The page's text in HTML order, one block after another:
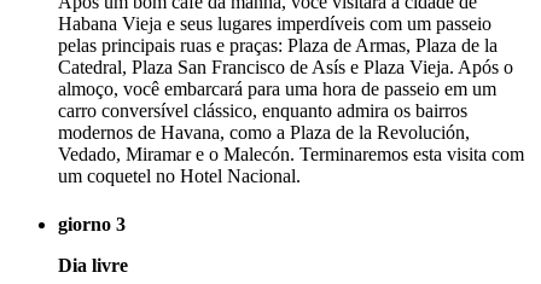
Habana Vieja e seus lugares imperdíveis com um passeio
pelas principais ruas e praças: Plaza de Armas, Plaza de la
Catedral, Plaza San Francisco de Asís e Plaza Vieja. Após o
almoço, você embarcará para uma hora de passeio em um
carro conversível clássico, enquanto admira os bairros
modernos de Havana, como a Plaza de la Revolución,
Vedado, Miramar e o Malecón. Terminaremos esta visita com
um coquetel no Hotel Nacional.
giorno 3
Dia livre